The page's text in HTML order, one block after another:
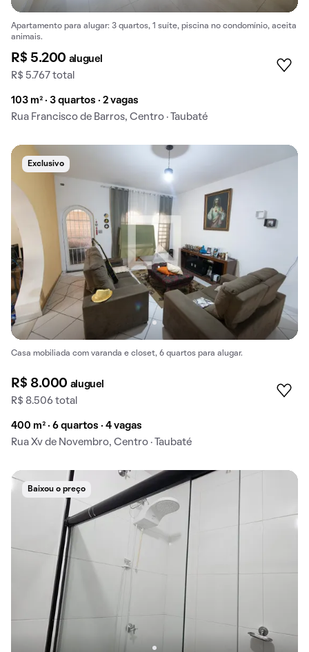
Apartamento para alugar: 3 quartos, 1 suíte, piscina no condomínio, aceita
animais.
R$ 5.200 aluguel
R$ 5.767 total
103 m² · 3 quartos · 2 vagas
Rua Francisco de Barros, Centro · Taubaté
Exclusivo
Casa mobiliada com varanda e closet, 6 quartos para alugar.
R$ 8.000 aluguel
R$ 8.506 total
400 m² · 6 quartos · 4 vagas
Rua Xv de Novembro, Centro · Taubaté
Baixou o preço